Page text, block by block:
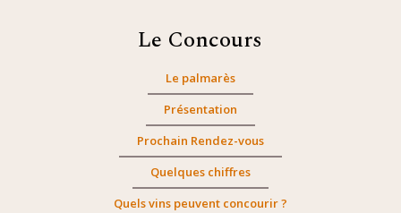
Le Concours
Le palmarès
Présentation
Prochain Rendez-vous
Quelques chiffres
Quels vins peuvent concourir ?